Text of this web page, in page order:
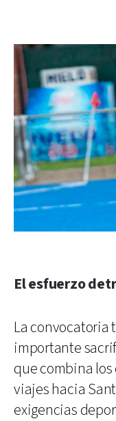
El esfuerzo
La convocatoria
importante
que combina
viajes hacia
exigencias